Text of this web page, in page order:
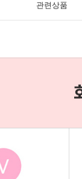
관련상품